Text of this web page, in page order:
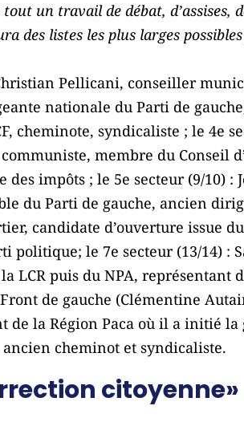
un travail de débat, d’assises,
des listes les plus larges
Pellicani, conseiller
nationale du Parti de
cheminote, syndicaliste ; le 4e
membre du Conseil
impôts ; le 5e secteur (9/10) :
du Parti de gauche, ancien
candidate d’ouverture issue
le 7e secteur (13/14) :
puis du NPA, représentant
de gauche (Clémentine
de la Région Paca où il a initié
cheminot et syndicaliste.
citoyenne»